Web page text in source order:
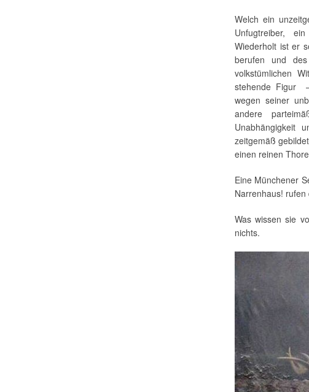
Welch ein
Unfugtreiber,
Wiederholt ist er
berufen und
volkstümlichen
stehende Figur
wegen seiner
andere
Unabhängigkeit
zeitgemäß
einen reinen
Eine Münchener
Narrenhaus! rufen
Was wissen sie
nichts.